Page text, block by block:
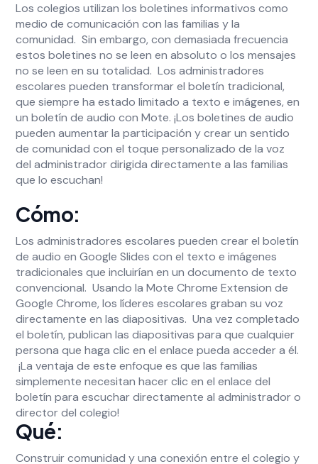
Los colegios utilizan los boletines informativos como
medio de comunicación con las familias y la
comunidad. Sin embargo, con demasiada frecuencia
estos boletines no se leen en absoluto o los mensajes
no se leen en su totalidad. Los administradores
escolares pueden transformar el boletín tradicional,
que siempre ha estado limitado a texto e imágenes, en
un boletín de audio con Mote. ¡Los boletines de audio
pueden aumentar la participación y crear un sentido
de comunidad con el toque personalizado de la voz
del administrador dirigida directamente a las familias
que lo escuchan!
Cómo:
Los administradores escolares pueden crear el boletín
de audio en Google Slides con el texto e imágenes
tradicionales que incluirían en un documento de texto
convencional. Usando la Mote Chrome Extension de
Google Chrome, los líderes escolares graban su voz
directamente en las diapositivas. Una vez completado
el boletín, publican las diapositivas para que cualquier
persona que haga clic en el enlace pueda acceder a él.
¡La ventaja de este enfoque es que las familias
simplemente necesitan hacer clic en el enlace del
boletín para escuchar directamente al administrador o
director del colegio!
Qué:
Construir comunidad y una conexión entre el colegio y